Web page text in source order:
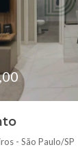
- São Paulo/SP